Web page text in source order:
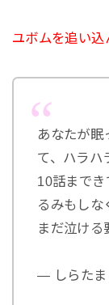
ユボムを追い
あなたが眠
て、ハラハ
10話まで
るみもしな
まだ泣ける
— しらたま